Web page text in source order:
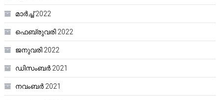
മാർച്ച്‌ 2022
ഫെബ്രുവരി 2022
ജനുവരി 2022
ഡിസംബർ 2021
നവംബർ 2021